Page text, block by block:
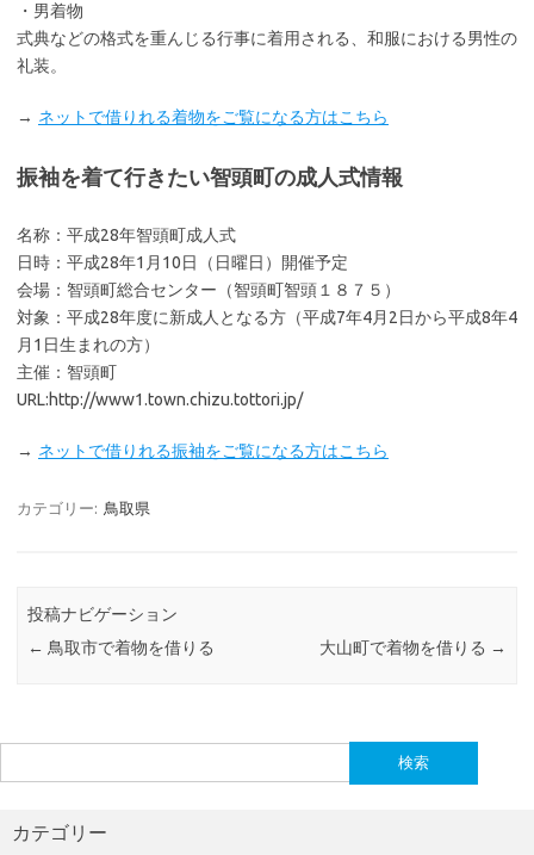
・男着物
式典などの格式を重んじる行事に着用される、和服における男性の
礼装。
→ ネットで借りれる着物をご覧になる方はこちら
振袖を着て行きたい智頭町の成人式情報
名称：平成28年智頭町成人式
日時：平成28年1月10日（日曜日）開催予定
会場：智頭町総合センター（智頭町智頭１８７５）
対象：平成28年度に新成人となる方（平成7年4月2日から平成8年4
月1日生まれの方）
主催：智頭町
URL:http://www1.town.chizu.tottori.jp/
→ ネットで借りれる振袖をご覧になる方はこちら
カテゴリー: 鳥取県
投稿ナビゲーション
← 鳥取市で着物を借りる 大山町で着物を借りる →
索:
カテゴリー